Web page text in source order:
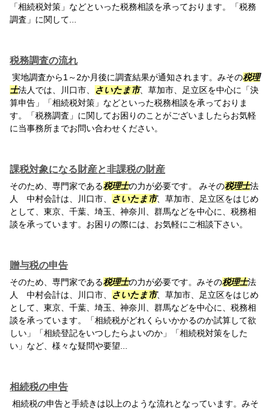
「相続税対策」などといった税務相談を承っております。「税務
調査」に関して...
税務調査の流れ
実地調査から1～2か月後に調査結果が通知されます。みその税理
士法人では、川口市、 さいたま市、草加市、足立区を中心に「決
算申告」「相続税対策」などといった税務相談を承っておりま
す。「税務調査」に関してお困りのことがございましたらお気軽
に当事務所までお問い合わせください。
課税対象になる財産と非課税の財産
そのため、専門家である税理士の力が必要です。 みその税理士法
人 中村会計は、川口市、
さいたま市、草加市、足立区をはじめ
として、東京、千葉、埼玉、神奈川、群馬などを中心に、税務相
談を承っています。お困りの際には、お気軽にご相談下さい。
贈与税の申告
そのため、専門家である税理士の力が必要です。みその税理士法
人 中村会計は、川口市、
さいたま市、草加市、足立区をはじめ
として、東京、千葉、埼玉、神奈川、群馬などを中心に、税務相
談を承っています。「相続税がどれくらいかかるのか試算して欲
しい」「相続登記をいつしたらよいのか」「相続税対策をした
い」など、様々な疑問や要望...
相続税の申告
相続税の申告と手続きは以上のような流れとなっています。みそ